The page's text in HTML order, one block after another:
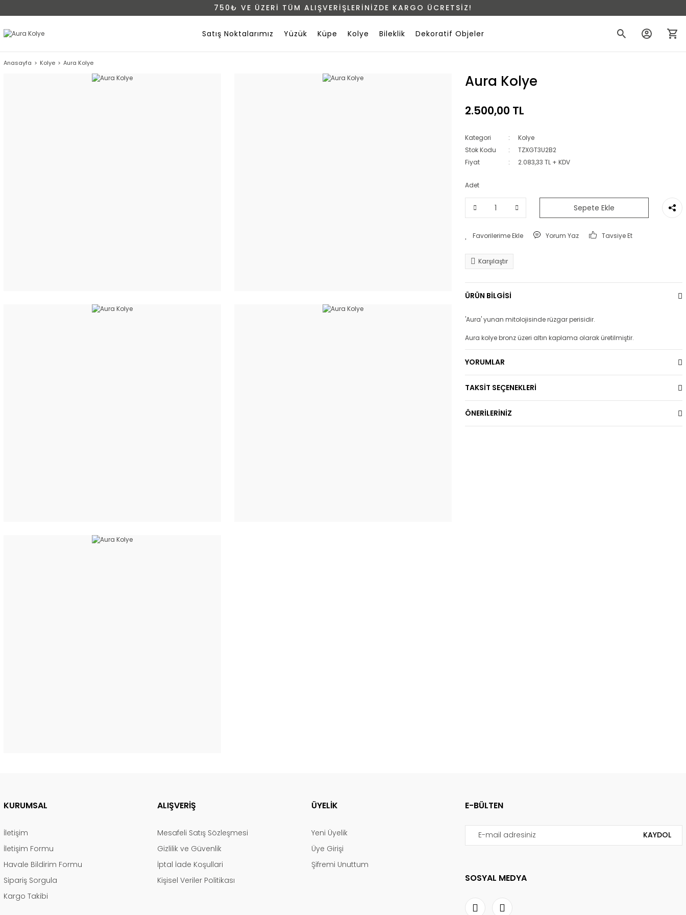
750₺ VE ÜZERİ TÜM ALIŞVERİŞLERİNİZDE KARGO ÜCRETSİZ!
Satış Noktalarımız Yüzük Küpe Kolye Bileklik Dekoratif Objeler
Anasayfa Kolye Aura Kolye
Aura Kolye
2.500,00 TL
Kategori
Kolye
Stok Kodu
TZXGT3U2B2
Fiyat
2.083,33 TL + KDV
Adet
Sepete Ekle
Yorum Yaz Tavsiye Et
Karşılaştır
ÜRÜN BİLGİSİ
'Aura' yunan mitolojisinde rüzgar perisidir.
Aura kolye bronz üzeri altın kaplama olarak üretilmiştir.
YORUMLAR
TAKSİT SEÇENEKLERİ
ÖNERİLERİNİZ
KURUMSAL
İletişim
İletişim Formu
Havale Bildirim Formu
Sipariş Sorgula
Kargo Takibi
ALIŞVERİŞ
Mesafeli Satış Sözleşmesi
Gizlilik ve Güvenlik
İptal İade Koşullari
Kişisel Veriler Politikası
ÜYELİK
Yeni Üyelik
Üye Girişi
Şifremi Unuttum
E-BÜLTEN
KAYDOL
SOSYAL MEDYA